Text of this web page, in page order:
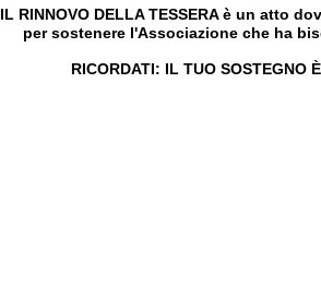
IL RINNOVO DELLA TESSERA è un atto
per sostenere l'Associazione che ha
RICORDATI: IL TUO SOSTEGNO È